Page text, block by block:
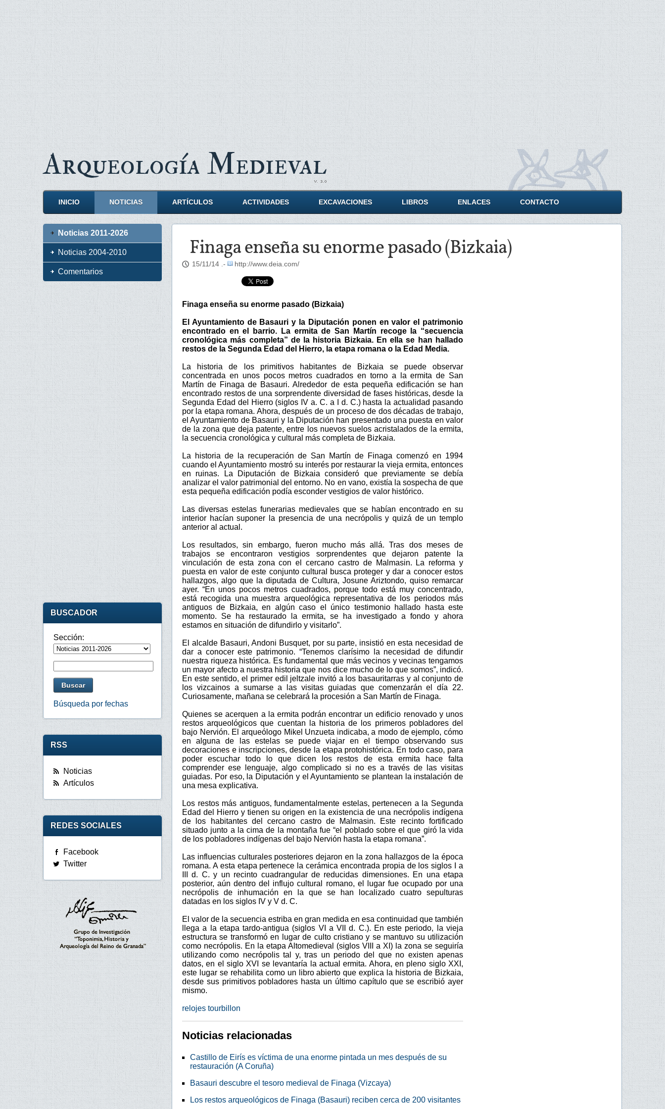
ArqueologíaMedieval
INICIO NOTICIAS ARTÍCULOS ACTIVIDADES EXCAVACIONES LIBROS ENLACES CONTACTO
Finaga enseña su enorme pasado (Bizkaia)
15/11/14 .- http://www.deia.com/
Finaga enseña su enorme pasado (Bizkaia)
El Ayuntamiento de Basauri y la Diputación ponen en valor el patrimonio
encontrado en el barrio. La ermita de San Martín recoge la “secuencia
cronológica más completa” de la historia Bizkaia. En ella se han hallado
restos de la Segunda Edad del Hierro, la etapa romana o la Edad Media.
La historia de los primitivos habitantes de Bizkaia se puede observar
concentrada en unos pocos metros cuadrados en torno a la ermita de San
Martín de Finaga de Basauri. Alrededor de esta pequeña edificación se han
encontrado restos de una sorprendente diversidad de fases históricas, desde la
Segunda Edad del Hierro (siglos IV a. C. a I d. C.) hasta la actualidad pasando
por la etapa romana. Ahora, después de un proceso de dos décadas de trabajo,
el Ayuntamiento de Basauri y la Diputación han presentado una puesta en valor
de la zona que deja patente, entre los nuevos suelos acristalados de la ermita,
la secuencia cronológica y cultural más completa de Bizkaia.
La historia de la recuperación de San Martín de Finaga comenzó en 1994
cuando el Ayuntamiento mostró su interés por restaurar la vieja ermita, entonces
en ruinas. La Diputación de Bizkaia consideró que previamente se debía
analizar el valor patrimonial del entorno. No en vano, existía la sospecha de que
esta pequeña edificación podía esconder vestigios de valor histórico.
Las diversas estelas funerarias medievales que se habían encontrado en su
interior hacían suponer la presencia de una necrópolis y quizá de un templo
anterior al actual.
Los resultados, sin embargo, fueron mucho más allá. Tras dos meses de
trabajos se encontraron vestigios sorprendentes que dejaron patente la
vinculación de esta zona con el cercano castro de Malmasin. La reforma y
puesta en valor de este conjunto cultural busca proteger y dar a conocer estos
hallazgos, algo que la diputada de Cultura, Josune Ariztondo, quiso remarcar
ayer. “En unos pocos metros cuadrados, porque todo está muy concentrado,
está recogida una muestra arqueológica representativa de los periodos más
antiguos de Bizkaia, en algún caso el único testimonio hallado hasta este
momento. Se ha restaurado la ermita, se ha investigado a fondo y ahora
estamos en situación de difundirlo y visitarlo”.
El alcalde Basauri, Andoni Busquet, por su parte, insistió en esta necesidad de
dar a conocer este patrimonio. “Tenemos clarísimo la necesidad de difundir
nuestra riqueza histórica. Es fundamental que más vecinos y vecinas tengamos
un mayor afecto a nuestra historia que nos dice mucho de lo que somos”, indicó.
En este sentido, el primer edil jeltzale invitó a los basauritarras y al conjunto de
los vizcainos a sumarse a las visitas guiadas que comenzarán el día 22.
Curiosamente, mañana se celebrará la procesión a San Martín de Finaga.
Quienes se acerquen a la ermita podrán encontrar un edificio renovado y unos
restos arqueológicos que cuentan la historia de los primeros pobladores del
bajo Nervión. El arqueólogo Mikel Unzueta indicaba, a modo de ejemplo, cómo
en alguna de las estelas se puede viajar en el tiempo observando sus
decoraciones e inscripciones, desde la etapa protohistórica. En todo caso, para
poder escuchar todo lo que dicen los restos de esta ermita hace falta
comprender ese lenguaje, algo complicado si no es a través de las visitas
guiadas. Por eso, la Diputación y el Ayuntamiento se plantean la instalación de
una mesa explicativa.
Los restos más antiguos, fundamentalmente estelas, pertenecen a la Segunda
Edad del Hierro y tienen su origen en la existencia de una necrópolis indígena
de los habitantes del cercano castro de Malmasin. Este recinto fortificado
situado junto a la cima de la montaña fue “el poblado sobre el que giró la vida
de los pobladores indígenas del bajo Nervión hasta la etapa romana”.
Las influencias culturales posteriores dejaron en la zona hallazgos de la época
romana. A esta etapa pertenece la cerámica encontrada propia de los siglos I a
III d. C. y un recinto cuadrangular de reducidas dimensiones. En una etapa
posterior, aún dentro del influjo cultural romano, el lugar fue ocupado por una
necrópolis de inhumación en la que se han localizado cuatro sepulturas
datadas en los siglos IV y V d. C.
El valor de la secuencia estriba en gran medida en esa continuidad que también
llega a la etapa tardo-antigua (siglos VI a VII d. C.). En este periodo, la vieja
estructura se transformó en lugar de culto cristiano y se mantuvo su utilización
como necrópolis. En la etapa Altomedieval (siglos VIII a XI) la zona se seguiría
utilizando como necrópolis tal y, tras un periodo del que no existen apenas
datos, en el siglo XVI se levantaría la actual ermita. Ahora, en pleno siglo XXI,
este lugar se rehabilita como un libro abierto que explica la historia de Bizkaia,
desde sus primitivos pobladores hasta un último capítulo que se escribió ayer
mismo.
relojes tourbillon
Noticias relacionadas
Castillo de Eirís es víctima de una enorme pintada un mes después de su
restauración (A Coruña)
Basauri descubre el tesoro medieval de Finaga (Vizcaya)
Los restos arqueológicos de Finaga (Basauri) reciben cerca de 200 visitantes
Noticias 2011-2026
Noticias 2004-2010
Comentarios
BUSCADOR
Sección:
Búsqueda por fechas
RSS
Noticias
Artículos
REDES SOCIALES
Facebook
Twitter